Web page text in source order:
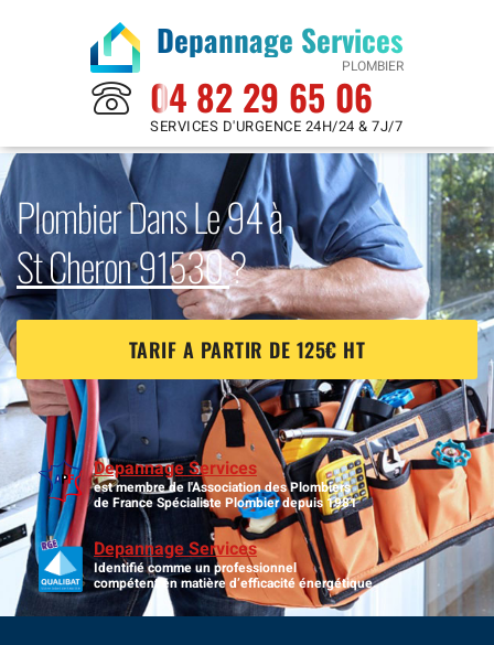
Depannage Services
PLOMBIER
04 82 29 65 06
SERVICES D'URGENCE 24H/24 & 7J/7
Plombier Dans Le 94 à
St Cheron 91530?
TARIF A PARTIR DE 125€ HT
Depannage Services
est membre de l'Association des Plombiers
de France Spécialiste Plombier depuis 1981
Depannage Services
Identifié comme un professionnel
compétent en matière d’efficacité énergétique.